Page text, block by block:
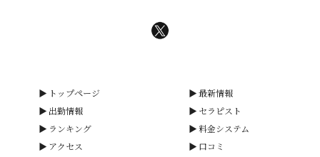
トップページ
最新情報
出勤情報
セラピスト
ランキング
料金システム
アクセス
口コミ